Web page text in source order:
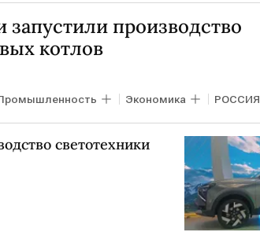
запустили производство
котлов
Экономика РОССИЯ
светотехники